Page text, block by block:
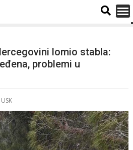
lomio stabla:
problemi u